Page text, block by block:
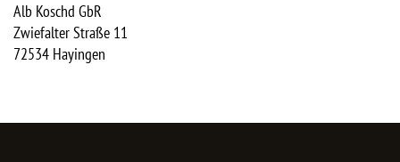
Alb Koschd GbR
Zwiefalter Straße 11
72534 Hayingen